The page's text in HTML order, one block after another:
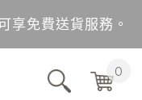
享免費送貨服務。
涌，愉景灣，離島
0